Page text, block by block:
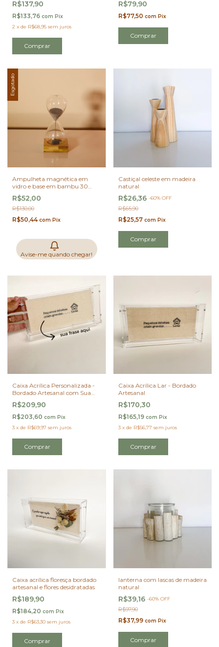
R$137,90
R$133,76 com Pix
2 x de R$68,95 sem juros
R$79,90
R$77,50 com Pix
Esgotado
Ampulheta magnética em
vidro e base em bambu 30
segundos
R$52,00
R$130,00
R$50,44 com Pix
Avise-me quando chegar!
Castiçal celeste em madeira
natural
R$26,36 -60% OFF
R$65,90
R$25,57 com Pix
Comprar
Caixa Acrílica Personalizada -
Bordado Artesanal com Sua
Frase
R$209,90
R$203,60 com Pix
3 x de R$69,97 sem juros
Caixa Acrílica Lar - Bordado
Artesanal
R$170,30
R$165,19 com Pix
3 x de R$56,77 sem juros
Caixa acrílica floresça bordado
artesanal e flores desidratadas
R$189,90
R$184,20 com Pix
3 x de R$63,30 sem juros
Comprar
lanterna com lascas de madeira
natural
R$39,16 -60% OFF
R$97,90
R$37,99 com Pix
Comprar